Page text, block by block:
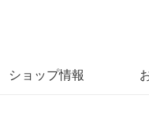
ショップ情報